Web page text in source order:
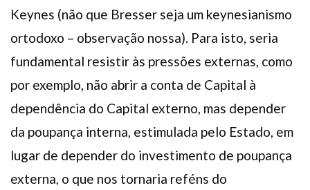
Keynes (não que Bresser seja um keynesianismo
ortodoxo – observação nossa). Para isto, seria
fundamental resistir às pressões externas, como
por exemplo, não abrir a conta de Capital à
dependência do Capital externo, mas depender
da poupança interna, estimulada pelo Estado, em
lugar de depender do investimento de poupança
externa, o que nos tornaria reféns do